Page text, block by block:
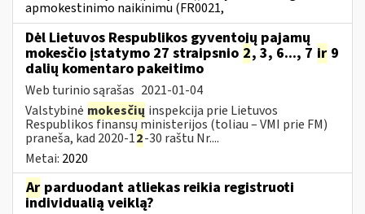
apmokestinimo naikinimu (FR0021,
Dėl Lietuvos Respublikos gyventojų pajamų
mokesčio įstatymo 27 straipsnio 2, 3, 6..., 7 ir 9
dalių komentaro pakeitimo
Web turinio sąrašas 2021-01-04
Valstybinė mokesčių inspekcija prie Lietuvos
Respublikos finansų ministerijos (toliau – VMI prie FM)
praneša, kad 2020-12-30 raštu Nr....
Metai: 2020
Ar parduodant atliekas reikia registruoti
individualią veiklą?